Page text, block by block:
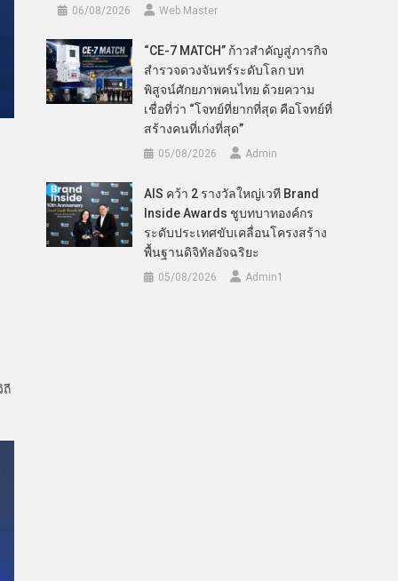
ถี
06/08/2026 Web Master
“CE-7 MATCH” ก้าวสำคัญสู่ภารกิจ
สำรวจดวงจันทร์ระดับโลก บท
พิสูจน์ศักยภาพคนไทย ด้วยความ
เชื่อที่ว่า “โจทย์ที่ยากที่สุด คือโจทย์ที่
สร้างคนที่เก่งที่สุด”
05/08/2026 Admin
AIS คว้า 2 รางวัลใหญ่เวที Brand
Inside Awards ชูบทบาทองค์กร
ระดับประเทศขับเคลื่อนโครงสร้าง
พื้นฐานดิจิทัลอัจฉริยะ
05/08/2026 Admin​1